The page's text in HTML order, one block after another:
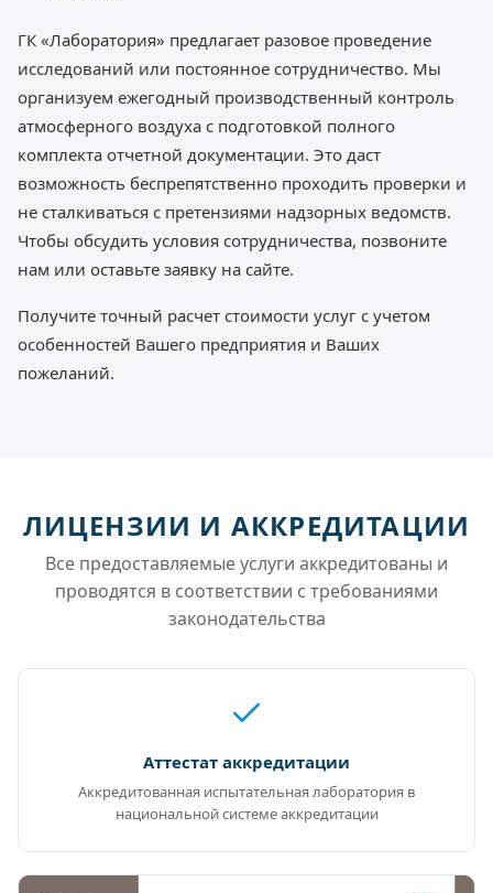
ГК «Лаборатория» предлагает разовое проведение
исследований или постоянное сотрудничество. Мы
организуем ежегодный производственный контроль
атмосферного воздуха с подготовкой полного
комплекта отчетной документации. Это даст
возможность беспрепятственно проходить проверки и
не сталкиваться с претензиями надзорных ведомств.
Чтобы обсудить условия сотрудничества, позвоните
нам или оставьте заявку на сайте.
Получите точный расчет стоимости услуг с учетом
особенностей Вашего предприятия и Ваших
пожеланий.
ЛИЦЕНЗИИ И АККРЕДИТАЦИИ
Все предоставляемые услуги аккредитованы и
проводятся в соответствии с требованиями
законодательства
Аттестат аккредитации
Аккредитованная испытательная лаборатория в
национальной системе аккредитации